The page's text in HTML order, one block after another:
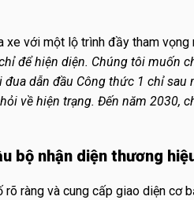
xe với một lộ trình đầy tham vọng
để hiện diện. Chúng tôi muốn
dẫn đầu Công thức 1 chỉ sau
về hiện trạng. Đến năm 2030,
bộ nhận diện thương
ràng và cung cấp giao diện cơ